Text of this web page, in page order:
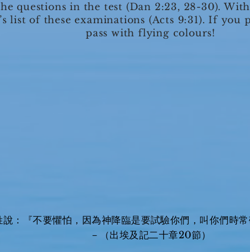
questions in the test (Dan 2:23, 28-30).
list of these examinations (Acts 9:31). If you
pass with flying colours!
說：『不要懼怕，因為神降臨是要試驗你們，叫你們時
－（出埃及記二十章20節）